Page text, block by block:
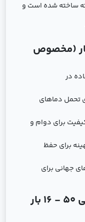
ساخته شده است و
شیر سوپاپی 50 - 16 بار (مخصوص
در
تحمل دماهای
برای دوام و
برای حفظ
جهانی برای
ویژگی‌های کلیدی شیر سوپاپی 50 - 16 بار